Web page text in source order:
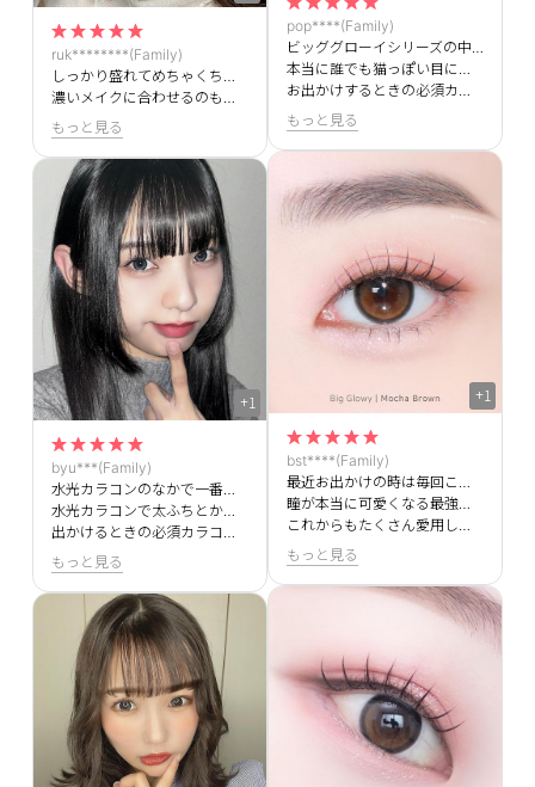
ruk********(Family)
濃いメイクに合わせるのも良いけど、ナチュラルメイクでも印象的な目元にしてくれるから好き！
もっと見る
+1
byu***(Family)
水光カラコンで太ふちとか最強に可愛すぎます🖤🖤
出かけるときの必須カラコンです！
もっと見る
pop****(Family)
本当に誰でも猫っぽい目になれちゃいます(=^・^=)
お出かけするときの必須カラコンです！
もっと見る
+1
bst****(Family)
瞳が本当に可愛くなる最強のカラコンです！
これからもたくさん愛用します💖
もっと見る